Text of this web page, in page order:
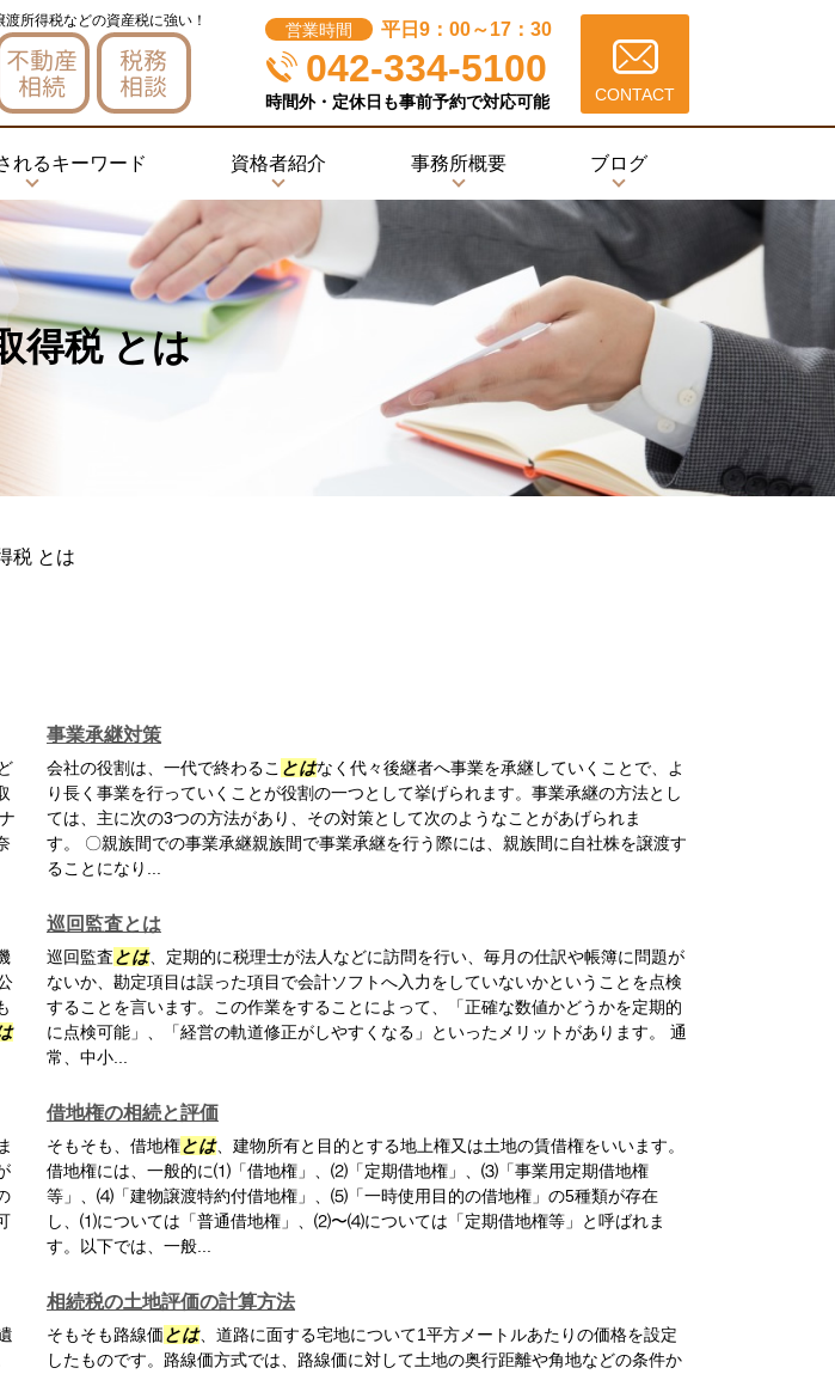
得税 とは
所得税などの資産税に強い！
不動産
相続
税務
相談
営業時間 平日9：00～17：30
042-334-5100
時間外・定休日も事前予約で対応可能 CONTACT
れるキーワード 資格者紹介 事務所概要 ブログ
税 とは
事業承継対策
会社の役割は、一代で終わるこ とはなく代々後継者へ事業を承継していくことで、よ
り長く事業を行っていくことが役割の一つとして挙げられます。事業承継の方法とし
ては、主に次の3つの方法があり、その対策として次のようなことがあげられま
す。 〇親族間での事業承継親族間で事業承継を行う際には、親族間に自社株を譲渡す
ることになり...
巡回監査とは
巡回監査とは、定期的に税理士が法人などに訪問を行い、毎月の仕訳や帳簿に問題が
ないか、勘定項目は誤った項目で会計ソフトへ入力をしていないかということを点検
することを言います。この作業をすることによって、「正確な数値かどうかを定期的
に点検可能」、「経営の軌道修正がしやすくなる」といったメリットがあります。 通
常、中小...
借地権の相続と評価
そもそも、借地権とは、建物所有と目的とする地上権又は土地の賃借権をいいます。
借地権には、一般的に⑴「借地権」、⑵「定期借地権」、⑶「事業用定期借地権
等」、⑷「建物譲渡特約付借地権」、⑸「一時使用目的の借地権」の5種類が存在
し、⑴については「普通借地権」、⑵〜⑷については「定期借地権等」と呼ばれま
す。以下では、一般...
相続税の土地評価の計算方法
そもそも路線価とは、道路に面する宅地について1平方メートルあたりの価格を設定
したものです。路線価方式では、路線価に対して土地の奥行距離や角地などの条件か